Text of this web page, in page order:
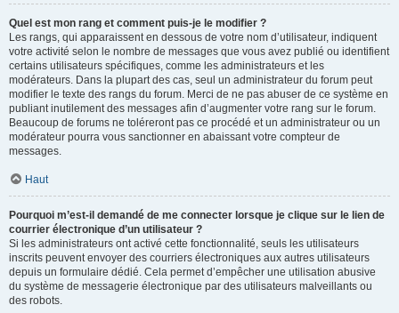
Quel est mon rang et comment puis-je le modifier ?
Les rangs, qui apparaissent en dessous de votre nom d’utilisateur, indiquent
votre activité selon le nombre de messages que vous avez publié ou identifient
certains utilisateurs spécifiques, comme les administrateurs et les
modérateurs. Dans la plupart des cas, seul un administrateur du forum peut
modifier le texte des rangs du forum. Merci de ne pas abuser de ce système en
publiant inutilement des messages afin d’augmenter votre rang sur le forum.
Beaucoup de forums ne toléreront pas ce procédé et un administrateur ou un
modérateur pourra vous sanctionner en abaissant votre compteur de
messages.
Haut
Pourquoi m’est-il demandé de me connecter lorsque je clique sur le lien de
courrier électronique d’un utilisateur ?
Si les administrateurs ont activé cette fonctionnalité, seuls les utilisateurs
inscrits peuvent envoyer des courriers électroniques aux autres utilisateurs
depuis un formulaire dédié. Cela permet d’empêcher une utilisation abusive
du système de messagerie électronique par des utilisateurs malveillants ou
des robots.